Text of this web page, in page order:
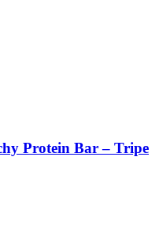
Protein Bar – Tripe